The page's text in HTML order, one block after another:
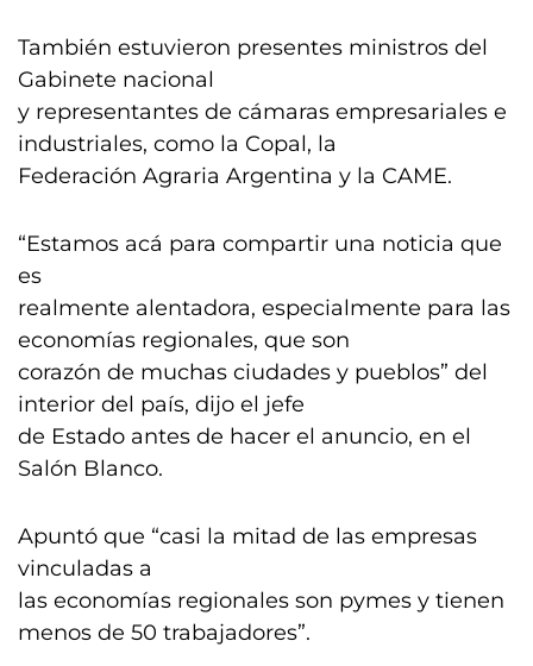
También estuvieron presentes ministros del
Gabinete nacional
y representantes de cámaras empresariales e
industriales, como la Copal, la
Federación Agraria Argentina y la CAME.
“Estamos acá para compartir una noticia que
es
realmente alentadora, especialmente para las
economías regionales, que son
corazón de muchas ciudades y pueblos” del
interior del país, dijo el jefe
de Estado antes de hacer el anuncio, en el
Salón Blanco.
Apuntó que “casi la mitad de las empresas
vinculadas a
las economías regionales son pymes y tienen
menos de 50 trabajadores”.